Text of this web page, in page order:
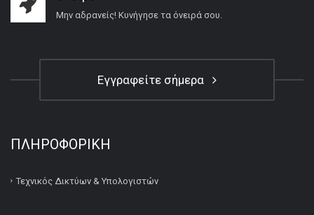
Μην αδρανείς! Κυνήγησε τα όνειρά σου.
Εγγραφείτε σήμερα
ΠΛΗΡΟΦΟΡΙΚΉ
Τεχνικός Δικτύων & Υπολογιστών